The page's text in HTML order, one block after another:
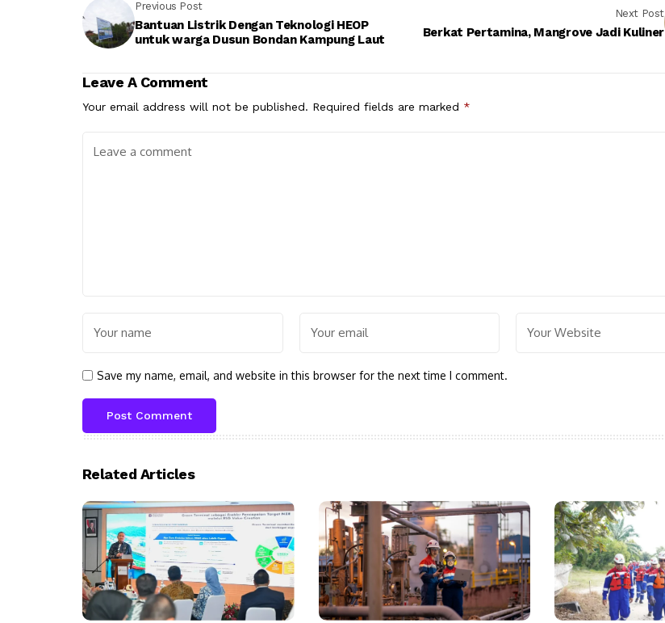
Previous Post
Bantuan Listrik Dengan Teknologi HEOP
untuk warga Dusun Bondan Kampung Laut
Next Post
Berkat Pertamina, Mangrove Jadi Kuliner
Leave A Comment
Your email address will not be published. Required fields are marked *
Save my name, email, and website in this browser for the next time I comment.
Related Articles